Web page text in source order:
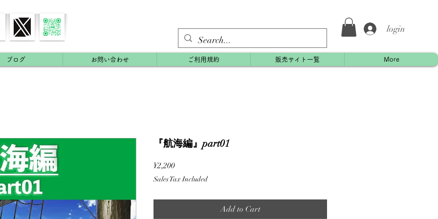
login
ブログ お問い合わせ ご利用規約 販売サイト一覧 More
『航海編』part01
¥2,200Price
Sales Tax Included
Add to Cart